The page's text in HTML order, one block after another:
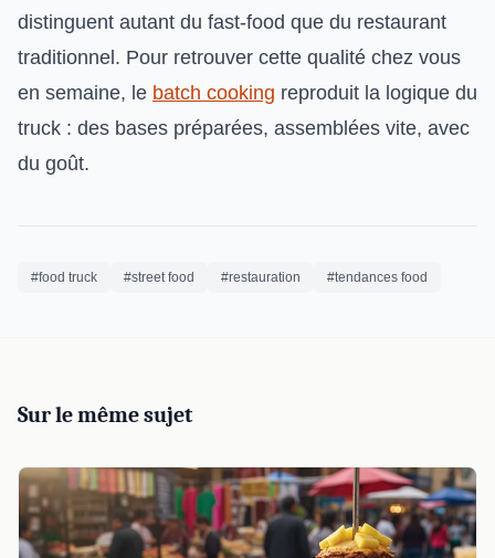
distinguent autant du fast-food que du restaurant
traditionnel. Pour retrouver cette qualité chez vous
en semaine, le batch cooking reproduit la logique du
truck : des bases préparées, assemblées vite, avec
du goût.
#food truck #street food #restauration #tendances food
Sur le même sujet